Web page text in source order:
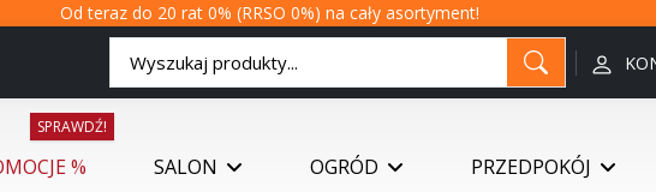
Od teraz do 20 rat 0% (RRSO 0%) na cały asortyment!
%
SPRAWDŹ!
SALON OGRÓD PRZEDPOKÓJ